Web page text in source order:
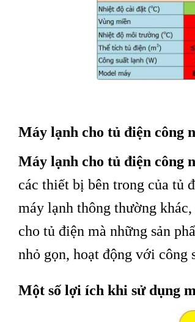
Máy lạnh cho tủ điện công
Máy lạnh cho tủ điện công
các thiết bị bên trong của tủ
máy lạnh thông thường
cho tủ điện mà những sản
nhỏ gọn, hoạt động với công
Một số lợi ích khi sử dụng